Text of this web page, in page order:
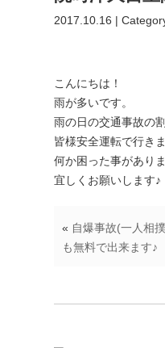
2017.10.16 |
こんにちは！
雨が多いです。
雨の日の交通事故の
皆様安全運転で行き
何か困った事があり
宜しくお願いします♪
« 自爆事故(一人相
も無料で出来ます♪